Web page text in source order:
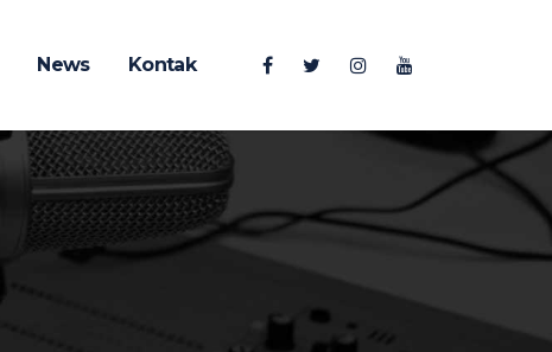
News Kontak